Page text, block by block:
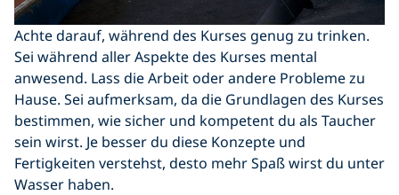
Achte darauf, während des Kurses genug zu trinken.
Sei während aller Aspekte des Kurses mental
anwesend. Lass die Arbeit oder andere Probleme zu
Hause. Sei aufmerksam, da die Grundlagen des Kurses
bestimmen, wie sicher und kompetent du als Taucher
sein wirst. Je besser du diese Konzepte und
Fertigkeiten verstehst, desto mehr Spaß wirst du unter
Wasser haben.